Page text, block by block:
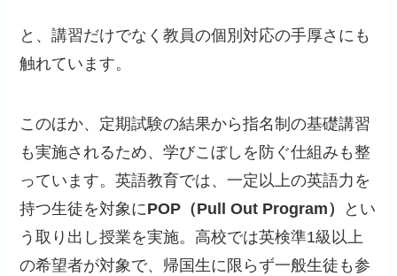
と、講習だけでなく教員の個別対応の手厚さにも
触れています。
このほか、定期試験の結果から指名制の基礎講習
も実施されるため、学びこぼしを防ぐ仕組みも整
っています。英語教育では、一定以上の英語力を
持つ生徒を対象にPOP（Pull Out Program）
とい
う取り出し授業を実施。高校では英検準1級以上
の希望者が対象で、帰国生に限らず一般生徒も参